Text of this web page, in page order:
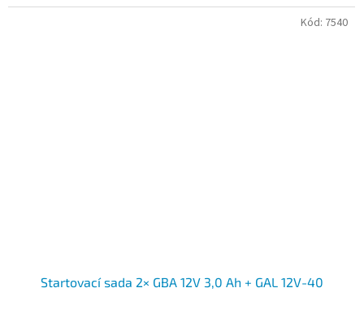
Startovací sada 2× GBA 12V 3,0 Ah + GAL 12V-40
Kód: 7540